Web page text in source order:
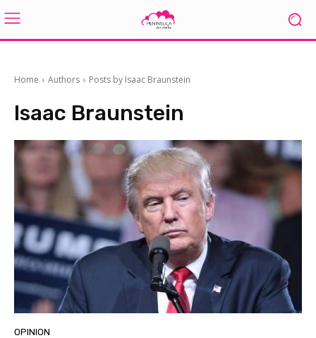
Home Authors Posts by Isaac Braunstein
Isaac Braunstein
OPINION